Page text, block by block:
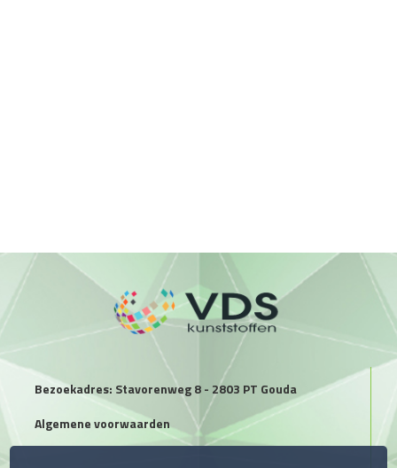
Bezoekadres: Stavorenweg 8 - 2803 PT Gouda
Algemene voorwaarden